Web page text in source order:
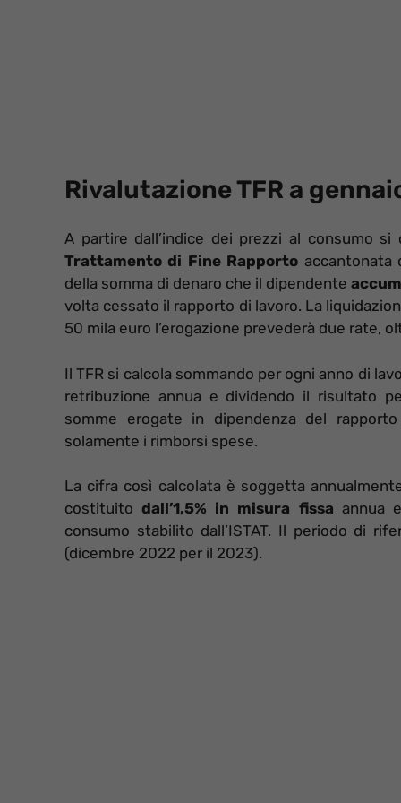
Rivalutazione TFR a
A partire dall’indice dei prezzi al consumo
Trattamento di Fine Rapporto accantonata
della somma di denaro che il dipendente
volta cessato il rapporto di lavoro. La
50 mila euro l’erogazione prevederà due rate,
Il TFR si calcola sommando per ogni anno di
retribuzione annua e dividendo il risultato
somme erogate in dipendenza del
solamente i rimborsi spese.
La cifra così calcolata è soggetta
costituitodall’1,5% in misura fissa annua e
consumo stabilito dall’ISTAT. Il periodo di
(dicembre 2022 per il 2023).